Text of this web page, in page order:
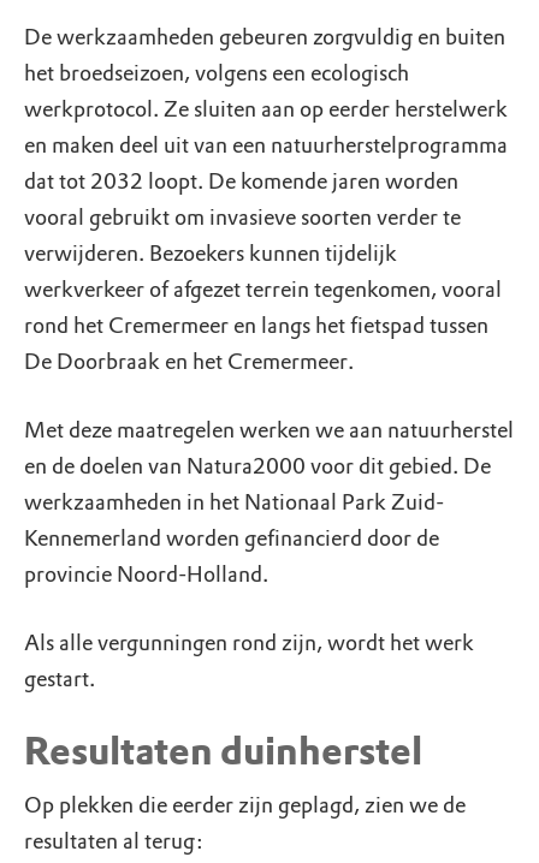
De werkzaamheden gebeuren zorgvuldig en buiten
het broedseizoen, volgens een ecologisch
werkprotocol. Ze sluiten aan op eerder herstelwerk
en maken deel uit van een natuurherstelprogramma
dat tot 2032 loopt. De komende jaren worden
vooral gebruikt om invasieve soorten verder te
verwijderen. Bezoekers kunnen tijdelijk
werkverkeer of afgezet terrein tegenkomen, vooral
rond het Cremermeer en langs het fietspad tussen
De Doorbraak en het Cremermeer.
Met deze maatregelen werken we aan natuurherstel
en de doelen van Natura2000 voor dit gebied. De
werkzaamheden in het Nationaal Park Zuid-
Kennemerland worden gefinancierd door de
provincie Noord-Holland.
Als alle vergunningen rond zijn, wordt het werk
gestart.
Resultaten duinherstel
Op plekken die eerder zijn geplagd, zien we de
resultaten al terug: